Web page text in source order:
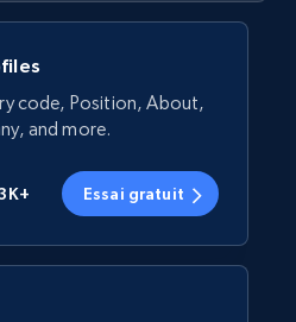
code, Position, About,
and more.
Essai gratuit